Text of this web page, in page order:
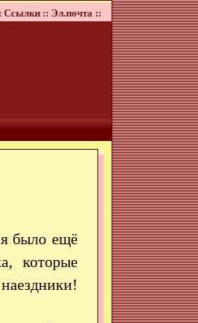
Ссылки :: Эл.почта ::
было ещё
которые